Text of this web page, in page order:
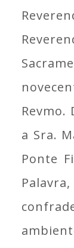
Revmo.
a Sra.
Ponte